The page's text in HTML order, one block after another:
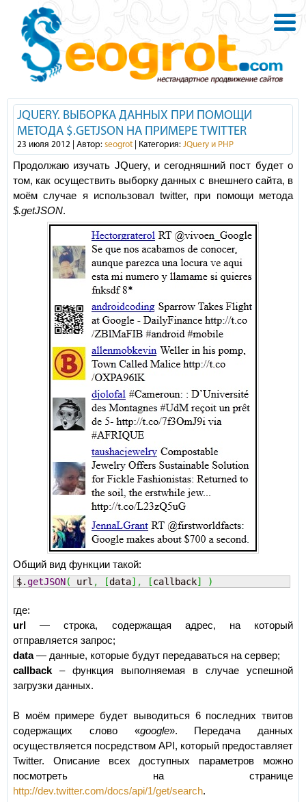
JQUERY. ВЫБОРКА ДАННЫХ ПРИ ПОМОЩИ
МЕТОДА $.GETJSON НА ПРИМЕРЕ TWITTER
23 июля 2012 | Автор: seogrot | Категория: JQuery и PHP
Продолжаю изучать JQuery, и сегодняшний пост будет о
том, как осуществить выборку данных с внешнего сайта, в
моём случае я использовал twitter, при помощи метода
$.getJSON.
Общий вид функции такой:
$.getJSON( url , [data] , [callback] )
где:
url
— строка, содержащая адрес, на который
отправляется запрос;
data— данные, которые будут передаваться на сервер;
callback– функция выполняемая в случае успешной
загрузки данных.
В моём примере будет выводиться 6 последних твитов
содержащих слово «google». Передача данных
осуществляется посредством API, который предоставляет
Twitter. Описание всех доступных параметров можно
посмотреть на странице
http://dev.twitter.com/docs/api/1/get/search.